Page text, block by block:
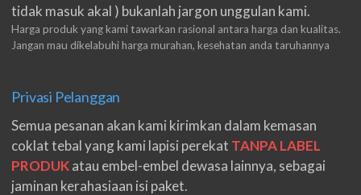
tidak masuk akal ) bukanlah jargon unggulan kami.
Harga produk yang kami tawarkan rasional antara harga dan kualitas.
Jangan mau dikelabuhi harga murahan, kesehatan anda taruhannya
Privasi Pelanggan
Semua pesanan akan kami kirimkan dalam kemasan
coklat tebal yang kami lapisi perekat TANPA LABEL
PRODUKatau embel-embel dewasa lainnya, sebagai
jaminan kerahasiaan isi paket.